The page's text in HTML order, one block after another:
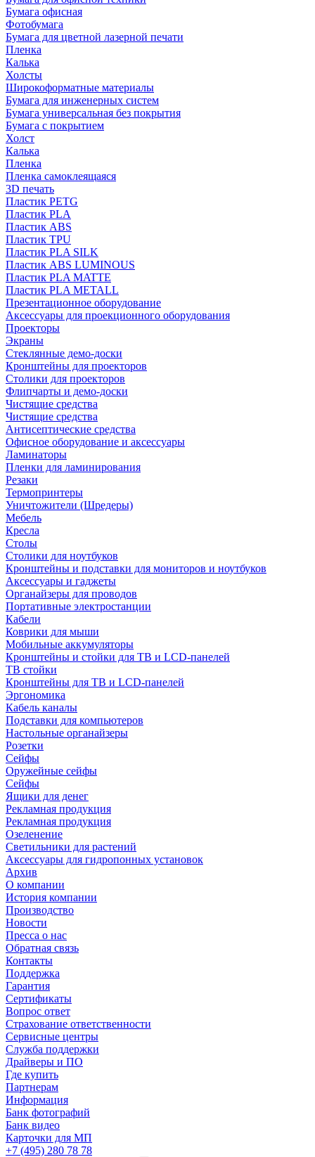
Бумага офисная
Фотобумага
Бумага для цветной лазерной печати
Пленка
Калька
Холсты
Широкоформатные материалы
Бумага для инженерных систем
Бумага универсальная без покрытия
Бумага с покрытием
Холст
Калька
Пленка
Пленка самоклеящаяся
3D печать
Пластик PETG
Пластик PLA
Пластик ABS
Пластик TPU
Пластик PLA SILK
Пластик ABS LUMINOUS
Пластик PLA MATTE
Пластик PLA METALL
Презентационное оборудование
Аксессуары для проекционного оборудования
Проекторы
Экраны
Стеклянные демо-доски
Кронштейны для проекторов
Столики для проекторов
Флипчарты и демо-доски
Чистящие средства
Чистящие средства
Антисептические средства
Офисное оборудование и аксессуары
Ламинаторы
Пленки для ламинирования
Резаки
Термопринтеры
Уничтожители (Шредеры)
Мебель
Кресла
Столы
Столики для ноутбуков
Кронштейны и подставки для мониторов и ноутбуков
Аксессуары и гаджеты
Органайзеры для проводов
Портативные электростанции
Кабели
Коврики для мыши
Мобильные аккумуляторы
Кронштейны и стойки для ТВ и LCD-панелей
ТВ стойки
Кронштейны для ТВ и LCD-панелей
Эргономика
Кабель каналы
Подставки для компьютеров
Настольные органайзеры
Розетки
Сейфы
Оружейные сейфы
Сейфы
Ящики для денег
Рекламная продукция
Рекламная продукция
Озеленение
Светильники для растений
Аксессуары для гидропонных установок
Архив
О компании
История компании
Производство
Новости
Пресса о нас
Обратная связь
Контакты
Поддержка
Гарантия
Сертификаты
Вопрос ответ
Страхование ответственности
Сервисные центры
Служба поддержки
Драйверы и ПО
Где купить
Партнерам
Информация
Банк фотографий
Банк видео
Карточки для МП
+7 (495) 280 78 78